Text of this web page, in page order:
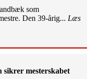
som
Den 39-årig... Læs
sikrer mesterskabet